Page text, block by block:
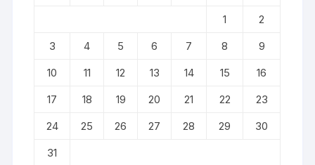
1
2
3
4 5 6 7 8
9
10
11 12 13 14 15
16
17
18 19 20 21 22
23
24
25 26 27 28 29
30
31